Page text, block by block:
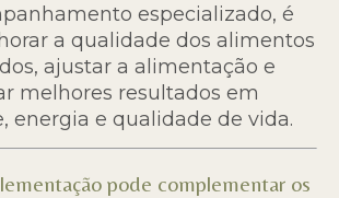
especializado, é
a qualidade dos alimentos
ajustar a alimentação e
melhores resultados em
energia e qualidade de vida.
pode complementar os